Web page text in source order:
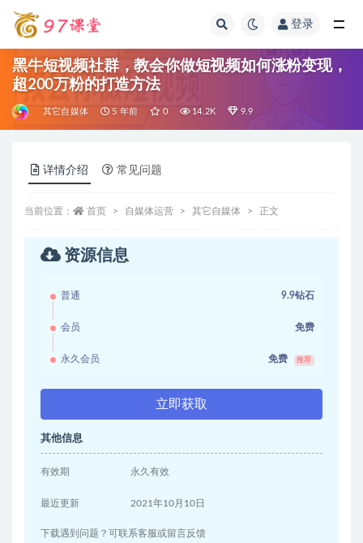
登录
黑牛短视频社群，教会你做短视频如何涨粉变现，
超200万粉的打造方法
其它自媒体 5 年前 0 14.2K 9.9
详情介绍 常见问题
当前位置： 首页 自媒体运营 其它自媒体 正文
资源信息
普通 9.9钻石
会员 免费
永久会员 免费 推荐
立即获取
其他信息
有效期 永久有效
最近更新 2021年10月10日
下载遇到问题？可联系客服或留言反馈